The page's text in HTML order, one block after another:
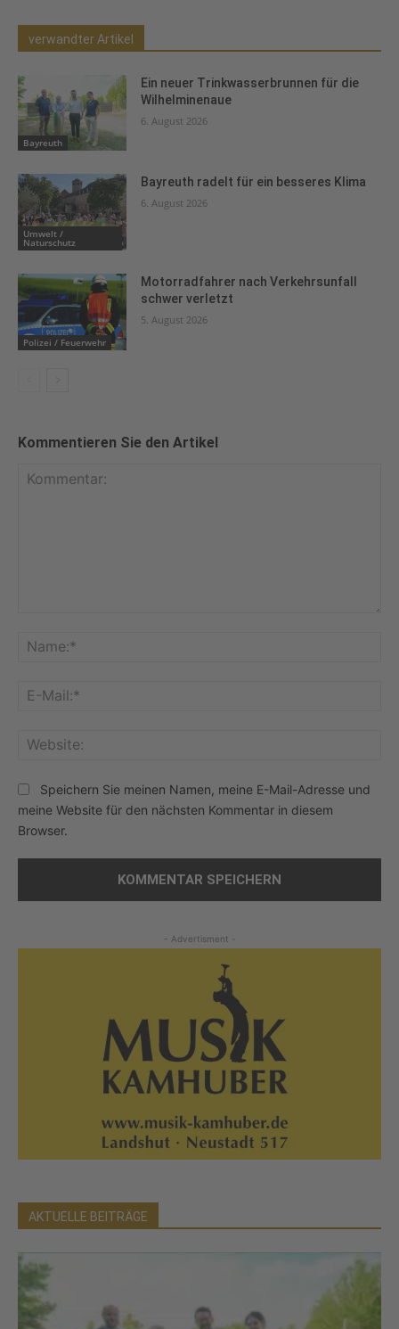
verwandter Artikel
Bayreuth
Ein neuer Trinkwasserbrunnen für die
Wilhelminenaue
6. August 2026
Umwelt /
Naturschutz
Bayreuth radelt für ein besseres Klima
6. August 2026
Polizei / Feuerwehr
Motorradfahrer nach Verkehrsunfall
schwer verletzt
5. August 2026
Kommentieren Sie den Artikel
Speichern Sie meinen Namen, meine E-Mail-Adresse und
meine Website für den nächsten Kommentar in diesem
Browser.
- Advertisment -
AKTUELLE BEITRÄGE